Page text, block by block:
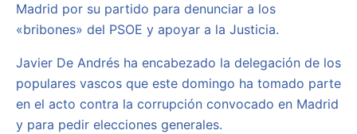
Madrid por su partido para denunciar a los
«bribones» del PSOE y apoyar a la Justicia.
Javier De Andrés ha encabezado la delegación de los
populares vascos que este domingo ha tomado parte
en el acto contra la corrupción convocado en Madrid
y para pedir elecciones generales.